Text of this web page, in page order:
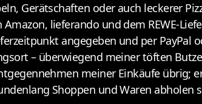
Gerätschaften oder auch leckerer
lieferando und dem REWE-
angegeben und per
– überwiegend meiner töften
meiner Einkäufe übrig;
Shoppen und Waren abholen